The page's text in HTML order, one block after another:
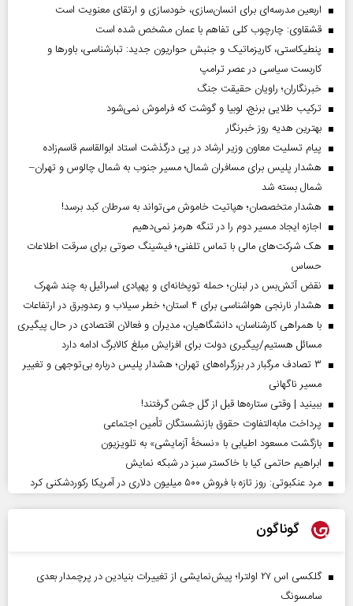
اربعین مدرسه‌ای برای انسان‌سازی، خودسازی و ارتقای معنویت است
قشقاوی: چارچوب کلی تفاهم با عمان مشخص شده است
پنطیکاستی، کاریزماتیک و جنبش حواریون جدید: تبارشناسی، باور‌ها و
کاربست سیاسی در عصر ترامپ
خبرنگاران؛ راویان حقیقت جنگ
ترکیب طلایی برنج، لوبیا و گوشت که فراموش نمی‌شود
بهترین هدیه روز خبرنگار
پیام تسلیت معاون وزیر ارشاد در پی درگذشت استاد ابوالقاسم قاسم‌زاده
هشدار پلیس برای مسافران شمال؛ مسیر جنوب به شمال چالوس و تهران–
شمال بسته شد
هشدار متخصصان؛ هپاتیت خاموش می‌تواند به سرطان کبد برسد!
اجازه ایجاد مسیر دوم را در تنگه هرمز نمی‌دهیم
هک شرکت‌های مالی با تماس تلفنی؛ فیشینگ صوتی برای سرقت اطلاعات
حساس
نقض آتش‌بس در لبنان؛ حمله توپخانه‌ای و پهپادی اسرائیل به چند شهرک
هشدار نارنجی هواشناسی برای ۴ استان؛ خطر سیلاب و رعدوبرق در ارتفاعات
با همراهی کارشناسان، دانشگاهیان، مدیران و فعالان اقتصادی در حال پیگیری
مسائل هستیم/پیگیری دولت برای افزایش مبلغ کالابرگ ادامه دارد
۳ تصادف مرگبار در بزرگراه‌های تهران؛ هشدار پلیس درباره بی‌توجهی و تغییر
مسیر ناگهانی
ببینید | وقتی ستاره‌ها قبل از گل جشن گرفتند!
پرداخت مابه‌التفاوت حقوق بازنشستگان تأمین اجتماعی
بازگشت مسعود اطیابی با «نسخهٔ آزمایشی» به تلویزیون
ابراهیم حاتمی کیا با خاکستر سبز در شبکه نمایش
مرد عنکبوتی: روز تازه با فروش ۵۰۰ میلیون دلاری در آمریکا رکوردشکنی کرد
گوناگون
گلکسی اس ۲۷ اولترا؛ پیش‌نمایشی از تغییرات بنیادین در پرچمدار بعدی
سامسونگ